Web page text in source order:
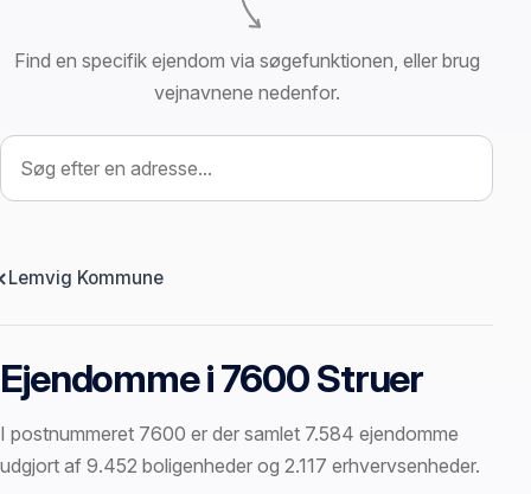
Find en specifik ejendom via søgefunktionen, eller brug
vejnavnene nedenfor.
Søg efter ejendom
Lemvig Kommune
Ejendomme i 7600 Struer
I postnummeret 7600 er der samlet 7.584 ejendomme
udgjort af 9.452 boligenheder og 2.117 erhvervsenheder.